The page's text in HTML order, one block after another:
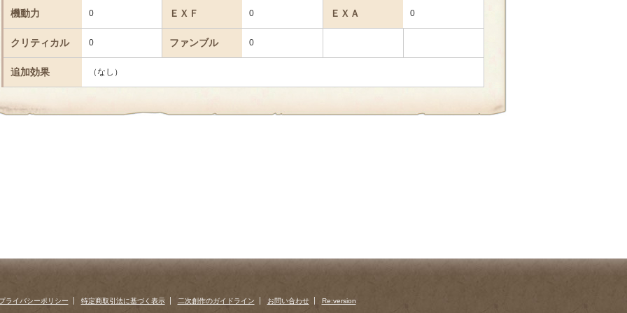
機動力 0 ＥＸＦ 0 ＥＸＡ 0
クリティカル 0 ファンブル 0
追加効果 （なし）
ライバシーポリシー 特定商取引法に基づく表示 二次創作のガイドライン お問い合わせ Re:version